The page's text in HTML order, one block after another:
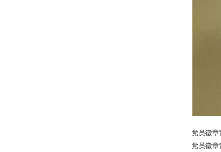
党员徽章背面：标
党员徽章背面：